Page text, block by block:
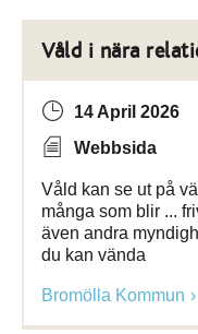
Våld i nära
14 April 2026
Webbsida
Våld kan se ut på
många som blir ...
även andra
du kan vända
Bromölla Kommun